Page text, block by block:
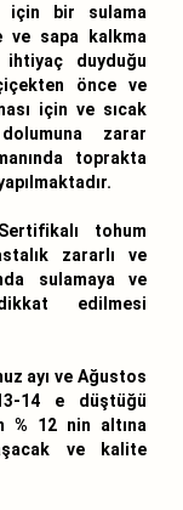
için bir sulama
ve sapa kalkma
duyduğu
önce ve
için ve sıcak
zarar
toprakta
tohum
zararlı ve
sulamaya ve
edilmesi
ayı ve Ağustos
14 e düştüğü
% 12 nin altına
ve kalite